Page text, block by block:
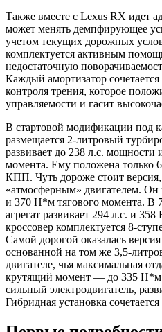
Также вместе с Lexus RX идет
может менять демпфирующее
учетом текущих дорожных
комплектуется активным
недостаточную
Каждый амортизатор
контроля трения, которое
управляемости и гасит
В стартовой модификации под
размещается 2-литровый
развивает до 238 л.с.
момента. Ему положена только
КПП. Чуть дороже стоит
«атмосферным» двигателем.
и 370 Н*м тягового момента. В
агрегат развивает 294 л.с. и
кроссовер комплектуется 8-
Самой дорогой оказалась
основанной на том же 3,5-
двигателе, чья максимальная
крутящий момент — до 335
сильный электродвигатель,
Гибридная установка